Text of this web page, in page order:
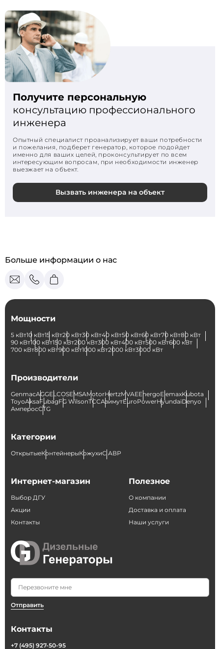
Получите персональную
консультацию профессионального
инженера
Опытный специалист проанализирует ваши потребности
и пожелания, подберет генератор, которое подойдет
именно для ваших целей, проконсультирует по всем
интересующим вопросам, при необходимости инженер
выезжает на объект.
Вызвать инженера на объект
Больше информации о нас
Мощности
5 кВт10 кВт15 кВт20 кВт30 кВт40 кВт50 кВт60 кВт70 кВт80 кВт
90 кВт100 кВт150 кВт200 кВт300 кВт400 кВт500 кВт600 кВт
700 кВт800 кВт900 кВт1000 кВт2000 кВт3000 кВт
Производители
GenmacAGGELCOSEMSAMotorHertzMVAEEnergoElemaxKubota
ToyoAksaFubagFG WilsonТССАзимутEuroPowerHyundaiDenyo
АмперосCTG
Категории
ОткрытыеКонтейнерыКожухиС АВР
Интернет-магазин
Выбор ДГУ
Акции
Контакты
Отправить
Полезное
О компании
Доставка и оплата
Наши услуги
Контакты
+7 (495) 927-50-95